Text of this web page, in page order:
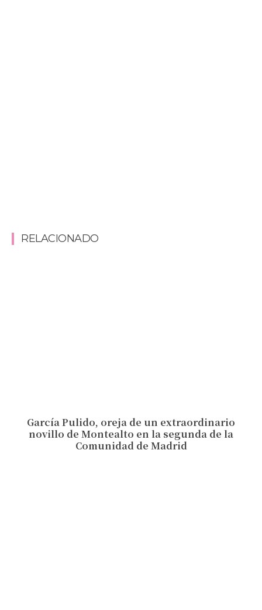
RELACIONADO
García Pulido, oreja de un extraordinario
novillo de Montealto en la segunda de la
Comunidad de Madrid